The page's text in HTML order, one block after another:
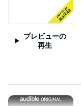
プレビューの
再生